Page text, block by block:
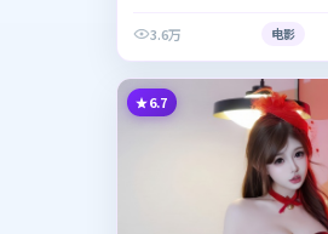
3.6万 电影
6.7